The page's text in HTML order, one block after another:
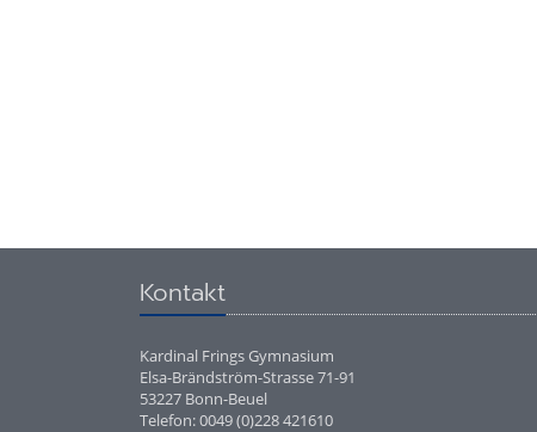
Kontakt
Kardinal Frings Gymnasium
Elsa-Brändström-Strasse 71-91
53227 Bonn-Beuel
Telefon: 0049 (0)228 421610